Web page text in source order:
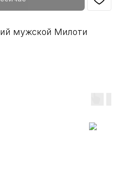
мужской Милоти